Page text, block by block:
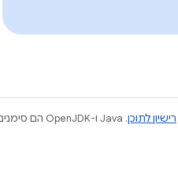
רישיון לתוכן